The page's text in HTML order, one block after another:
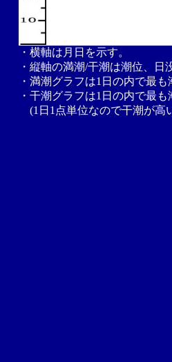
・横軸は月日を示す。
・縦軸の満潮/干潮は潮位、
・満潮グラフは1日の内で最
・干潮グラフは1日の内で最
(1日1点単位なので干潮が高